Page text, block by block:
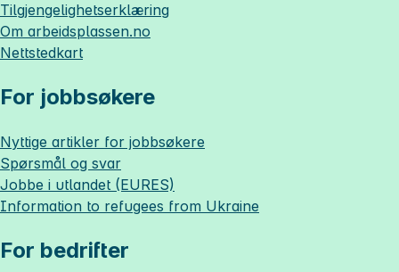
Tilgjengelighetserklæring
Om arbeidsplassen.no
Nettstedkart
For jobbsøkere
Nyttige artikler for jobbsøkere
Spørsmål og svar
Jobbe i utlandet (EURES)
Information to refugees from Ukraine
For bedrifter